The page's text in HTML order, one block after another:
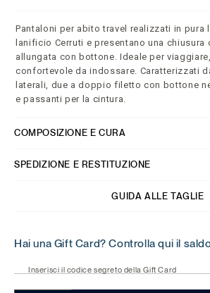
Pantaloni per abito travel realizzati in pura
lanificio Cerruti e presentano una chiusura
allungata con bottone. Ideale per
confortevole da indossare. Caratterizzati
laterali, due a doppio filetto con bottone
e passanti per la cintura.
COMPOSIZIONE E CURA
SPEDIZIONE E RESTITUZIONE
GUIDA ALLE TAGLIE
Hai una Gift Card? Controlla qui il
Inserisci il codice segreto della Gift Card